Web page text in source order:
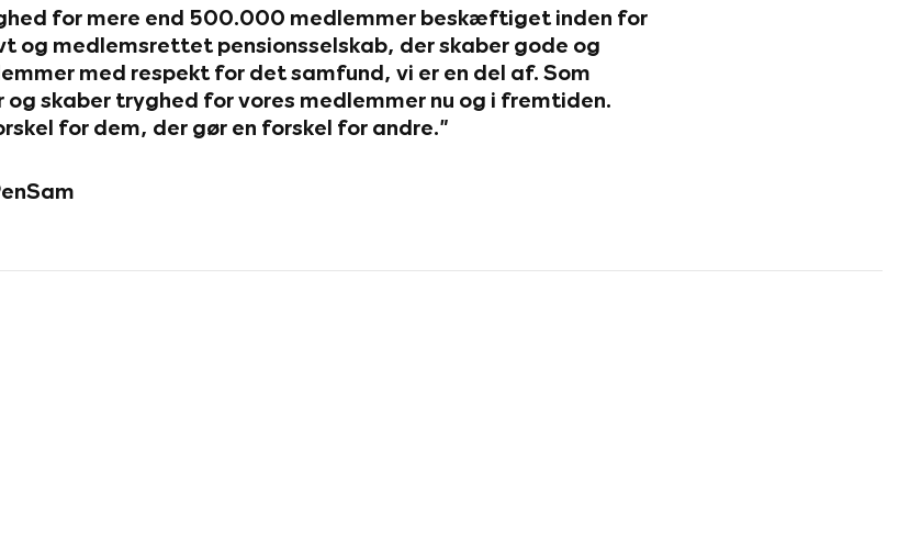
for mere end 500.000 medlemmer beskæftiget inden for
og medlemsrettet pensionsselskab, der skaber gode og
med respekt for det samfund, vi er en del af. Som
skaber tryghed for vores medlemmer nu og i fremtiden.
for dem, der gør en forskel for andre.”